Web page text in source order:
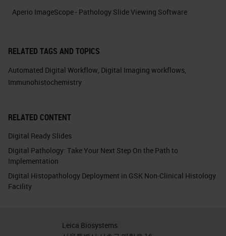
Aperio ImageScope - Pathology Slide Viewing Software
RELATED TAGS AND TOPICS
Automated Digital Workflow, Digital Imaging workflows,
Immunohistochemistry
RELATED CONTENT
Digital Ready Slides
Digital Pathology: Take Your Next Step On the Path to
Implementation
Digital Histopathology Deployment in GSK Non-Clinical Histology
Facility
Leica Biosystems